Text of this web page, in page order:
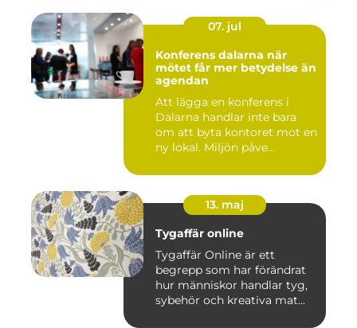
07. jul
Konferens dalarna när
mötet får mer betydelse än
agendan
Att lägga en konferens i
Dalarna handlar inte bara
om att byta kontoret mot en
ny lokal. Miljön påve...
13. maj
Tygaffär online
Tygaffär Online är ett
begrepp som har förändrat
hur människor handlar tyg,
sybehör och kreativa mat...